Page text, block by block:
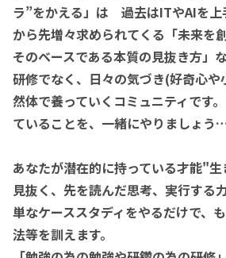
ラ”をかえる」は 過去はITやAIを上
から先増々求められてくる「未来を
そのベースである本質の見抜き方」
研修でなく、日々の気づき(好奇心
然体で養っていくコミュニティ
ていることを、一緒にやりましょう
あなたが潜在的に持っている才能"
見抜く、先を読んだ思考、実行する
単なケーススタディをやるだけで、
法等を訓えます。